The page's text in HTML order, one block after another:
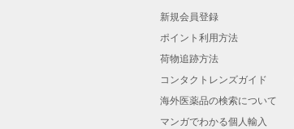
新規会員登録
ポイント利用方法
荷物追跡方法
コンタクトレンズガイド
海外医薬品の検索について
マンガでわかる個人輸入